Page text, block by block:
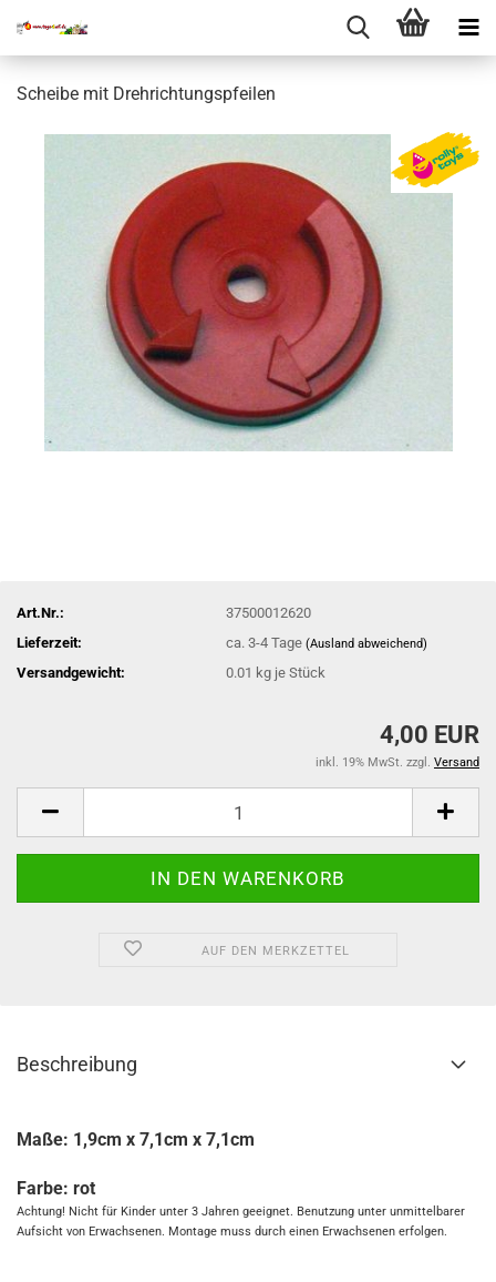
Scheibe mit Drehrichtungspfeilen
Art.Nr.:
37500012620
Lieferzeit:
ca. 3-4 Tage(Ausland abweichend)
Versandgewicht: 0.01 kg je Stück
4,00 EUR
inkl. 19% MwSt. zzgl. Versand
AUF DEN MERKZETTEL
Beschreibung
Maße: 1,9cm x 7,1cm x 7,1cm
Farbe: rot
Achtung! Nicht für Kinder unter 3 Jahren geeignet. Benutzung unter unmittelbarer
Aufsicht von Erwachsenen. Montage muss durch einen Erwachsenen erfolgen.